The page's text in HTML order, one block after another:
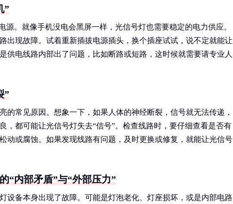
”
源。就像手机没电会黑屏一样，光信号灯也需要稳定的电力供应。
出现故障。试着重新插拔电源插头，换个插座试试，说不定就能让
供电线路内部出了问题，比如断路或短路，这时候就需要请专业人
”
的常见原因。想象一下，如果人体的神经断裂，信号就无法传递，
，都可能让光信号灯失去“信号”。检查线路时，要仔细查看是否有
动或腐蚀。如果发现线路有问题，及时更换或修复，就能让光信号
“内部矛盾”与“外部压力”
设备本身出现了故障。可能是灯泡老化、灯座损坏，或是内部电路